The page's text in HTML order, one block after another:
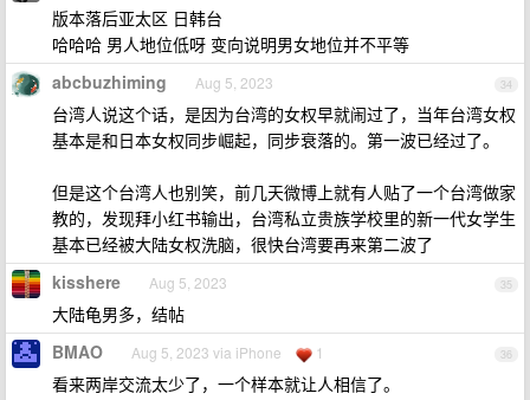
版本落后亚太区 日韩台
哈哈哈 男人地位低呀 变向说明男女地位并不平等
34
abcbuzhiming Aug 5, 2023
台湾人说这个话，是因为台湾的女权早就闹过了，当年台湾女权
基本是和日本女权同步崛起，同步衰落的。第一波已经过了。
但是这个台湾人也别笑，前几天微博上就有人贴了一个台湾做家
教的，发现拜小红书输出，台湾私立贵族学校里的新一代女学生
基本已经被大陆女权洗脑，很快台湾要再来第二波了
35
kisshere Aug 5, 2023
大陆龟男多，结帖
36
BMAO Aug 5, 2023 via iPhone 1
看来两岸交流太少了，一个样本就让人相信了。